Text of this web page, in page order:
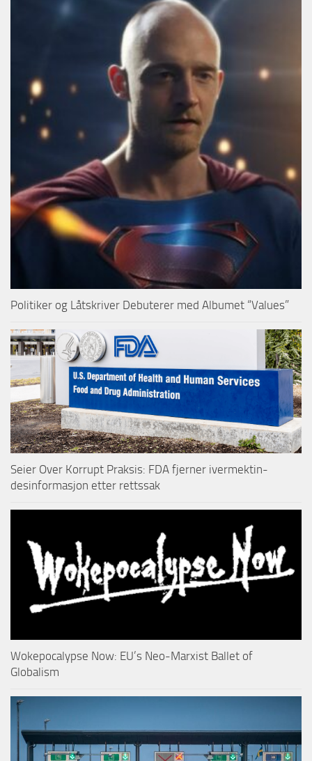
Politiker og Låtskriver Debuterer med Albumet “Values”
Seier Over Korrupt Praksis: FDA fjerner ivermektin-
desinformasjon etter rettssak
Wokepocalypse Now: EU’s Neo-Marxist Ballet of
Globalism